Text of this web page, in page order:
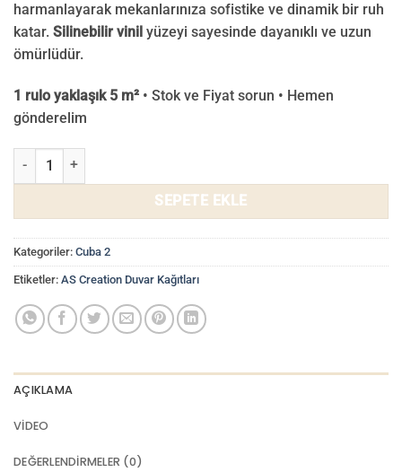
harmanlayarak mekanlarınıza sofistike ve dinamik bir ruh
katar. Silinebilir vinil yüzeyi sayesinde dayanıklı ve uzun
ömürlüdür.
1 rulo yaklaşık 5 m² • Stok ve Fiyat sorun • Hemen
gönderelim
Cuba 2 Duvar Kağıdı 79161-1 adet
SEPETE EKLE
Kategoriler: Cuba 2
Etiketler: AS Creation Duvar Kağıtları
AÇIKLAMA
VIDEO
DEĞERLENDIRMELER (0)